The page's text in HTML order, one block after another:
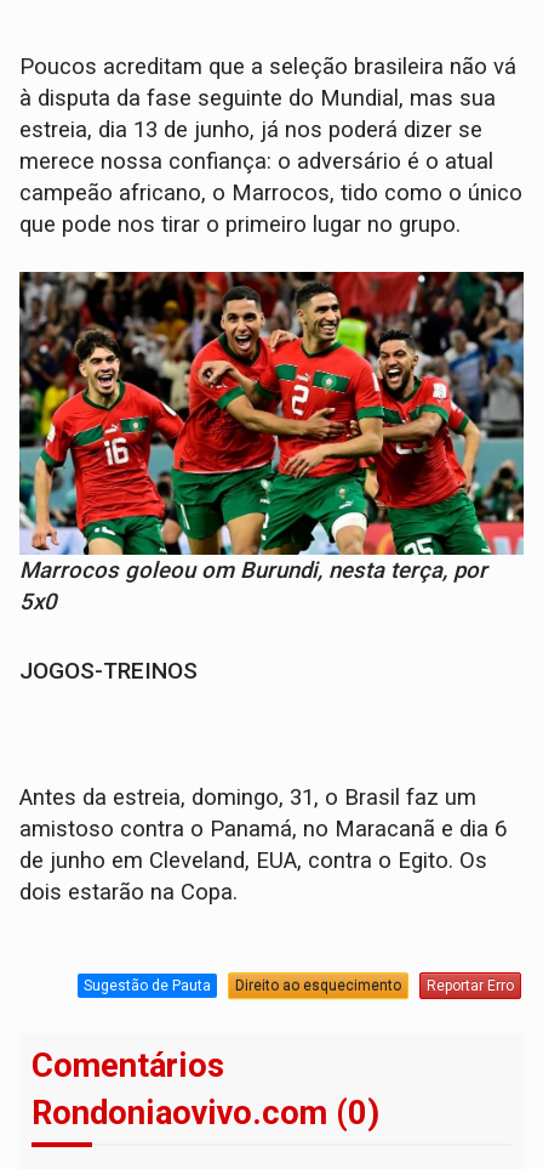
Poucos acreditam que a seleção brasileira não vá
à disputa da fase seguinte do Mundial, mas sua
estreia, dia 13 de junho, já nos poderá dizer se
merece nossa confiança: o adversário é o atual
campeão africano, o Marrocos, tido como o único
que pode nos tirar o primeiro lugar no grupo.
Marrocos goleou om Burundi, nesta terça, por
5x0
JOGOS-TREINOS
Antes da estreia, domingo, 31, o Brasil faz um
amistoso contra o Panamá, no Maracanã e dia 6
de junho em Cleveland, EUA, contra o Egito. Os
dois estarão na Copa.
Sugestão de Pauta Direito ao esquecimento Reportar Erro
Comentários
Rondoniaovivo.com (0)